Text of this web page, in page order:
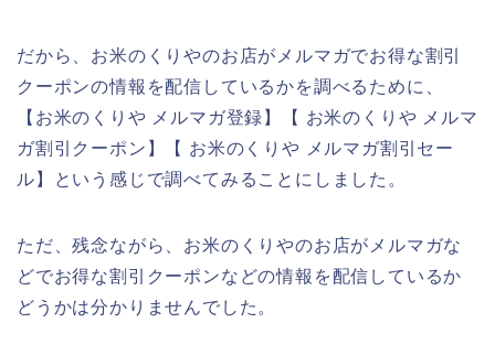
だから、お米のくりやのお店がメルマガでお得な割引
クーポンの情報を配信しているかを調べるために、
【お米のくりや メルマガ登録】【 お米のくりや メルマ
ガ割引クーポン】【 お米のくりや メルマガ割引セー
ル】という感じで調べてみることにしました。
ただ、残念ながら、お米のくりやのお店がメルマガな
どでお得な割引クーポンなどの情報を配信しているか
どうかは分かりませんでした。